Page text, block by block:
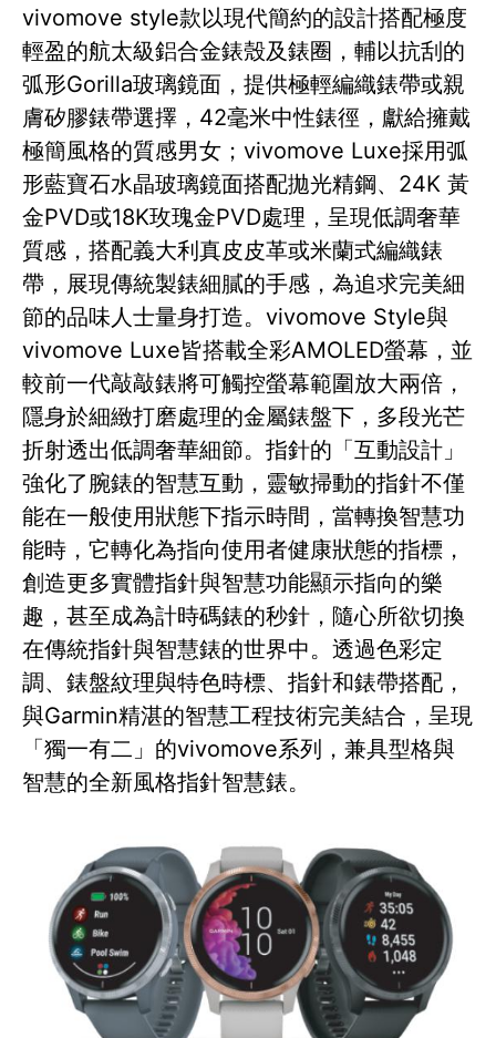
vivomove style款以現代簡約的設計搭配極度
輕盈的航太級鋁合金錶殼及錶圈，輔以抗刮的
弧形Gorilla玻璃鏡面，提供極輕編織錶帶或親
膚矽膠錶帶選擇，42毫米中性錶徑，獻給擁戴
極簡風格的質感男女；vivomove Luxe採用弧
形藍寶石水晶玻璃鏡面搭配拋光精鋼、24K 黃
金PVD或18K玫瑰金PVD處理，呈現低調奢華
質感，搭配義大利真皮皮革或米蘭式編織錶
帶，展現傳統製錶細膩的手感，為追求完美細
節的品味人士量身打造。vivomove Style與
vivomove Luxe皆搭載全彩AMOLED螢幕，並
較前一代敲敲錶將可觸控螢幕範圍放大兩倍，
隱身於細緻打磨處理的金屬錶盤下，多段光芒
折射透出低調奢華細節。指針的「互動設計」
強化了腕錶的智慧互動，靈敏掃動的指針不僅
能在一般使用狀態下指示時間，當轉換智慧功
能時，它轉化為指向使用者健康狀態的指標，
創造更多實體指針與智慧功能顯示指向的樂
趣，甚至成為計時碼錶的秒針，隨心所欲切換
在傳統指針與智慧錶的世界中。透過色彩定
調、錶盤紋理與特色時標、指針和錶帶搭配，
與Garmin精湛的智慧工程技術完美結合，呈現
「獨一有二」的vivomove系列，兼具型格與
智慧的全新風格指針智慧錶。